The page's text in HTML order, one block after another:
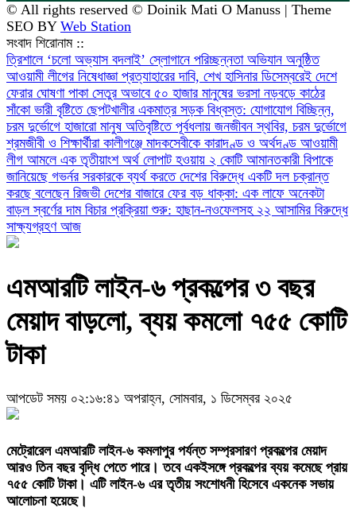
© All rights reserved © Doinik Mati O Manuss | Theme
SEO BY Web Station
সংবাদ শিরোনাম ::
‎ত্রিশালে ‘চলো অভ্যাস বদলাই’ স্লোগানে পরিচ্ছন্নতা অভিযান অনুষ্ঠিত
আওয়ামী লীগের নিষেধাজ্ঞা প্রত্যাহারের দাবি, শেখ হাসিনার ডিসেম্বরেই দেশে
ফেরার ঘোষণা পাকা সেতুর অভাবে ৫০ হাজার মানুষের ভরসা নড়বড়ে কাঠের
সাঁকো ভারী বৃষ্টিতে ছেপটখালীর একমাত্র সড়ক বিধ্বস্ত: যোগাযোগ বিচ্ছিন্ন,
চরম দুর্ভোগে হাজারো মানুষ অতিবৃষ্টিতে পূর্বধলায় জনজীবন স্থবির, চরম দুর্ভোগে
শ্রমজীবী ও শিক্ষার্থীরা কালীগঞ্জে মাদকসেবীকে কারাদণ্ড ও অর্থদণ্ড আওয়ামী
লীগ আমলে এক তৃতীয়াংশ অর্থ লোপাট হওয়ায় ২ কোটি আমানতকারী বিপাকে
জানিয়েছে গভর্নর সরকারকে ব্যর্থ করতে দেশের বিরুদ্ধে একটি দল চক্রান্ত
করছে বলেছেন রিজভী দেশের বাজারে ফের বড় ধাক্কা: এক লাফে অনেকটা
বাড়ল স্বর্ণের দাম বিচার প্রক্রিয়া শুরু: হাছান-নওফেলসহ ২২ আসামির বিরুদ্ধে
সাক্ষ্যগ্রহণ আজ
এমআরটি লাইন-৬ প্রকল্পের ৩ বছর
মেয়াদ বাড়লো, ব্যয় কমলো ৭৫৫ কোটি
টাকা
আপডেট সময় ০২:১৬:৪১ অপরাহ্ন, সোমবার, ১ ডিসেম্বর ২০২৫
মেট্রোরেল এমআরটি লাইন-৬ কমলাপুর পর্যন্ত সম্প্রসারণ প্রকল্পের মেয়াদ
আরও তিন বছর বৃদ্ধি পেতে পারে। তবে একইসঙ্গে প্রকল্পের ব্যয় কমেছে প্রায়
৭৫৫ কোটি টাকা। এটি লাইন-৬ এর তৃতীয় সংশোধনী হিসেবে একনেক সভায়
আলোচনা হয়েছে।